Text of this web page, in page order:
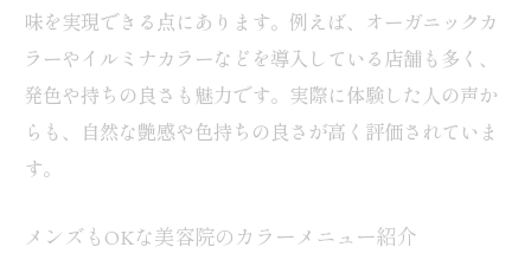
味を実現できる点にあります。例えば、オーガニックカ
ラーやイルミナカラーなどを導入している店舗も多く、
発色や持ちの良さも魅力です。実際に体験した人の声か
らも、自然な艶感や色持ちの良さが高く評価されていま
す。
メンズもOKな美容院のカラーメニュー紹介